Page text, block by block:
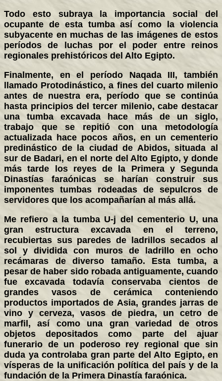
Todo esto subraya la importancia social del
ocupante de esta tumba así como la violencia
subyacente en muchas de las imágenes de estos
períodos de luchas por el poder entre reinos
regionales prehistóricos del Alto Egipto.
Finalmente, en el período Naqada III, también
llamado Protodinástico, a fines del cuarto milenio
antes de nuestra era, período que se continúa
hasta principios del tercer milenio, cabe destacar
una tumba excavada hace más de un siglo,
trabajo que se repitió con una metodología
actualizada hace pocos años, en un cementerio
predinástico de la ciudad de Abidos, situada al
sur de Badari, en el norte del Alto Egipto, y donde
más tarde los reyes de la Primera y Segunda
Dinastías faraónicas se harían construir sus
imponentes tumbas rodeadas de sepulcros de
servidores que los acompañarían al más allá.
Me refiero a la tumba U-j del cementerio U, una
gran estructura excavada en el terreno,
recubiertas sus paredes de ladrillos secados al
sol y dividida con muros de ladrillo en ocho
recámaras de diverso tamaño. Esta tumba, a
pesar de haber sido robada antiguamente, cuando
fue excavada todavía conservaba cientos de
grandes vasos de cerámica conteniendo
productos importados de Asia, grandes jarras de
vino y cerveza, vasos de piedra, un cetro de
marfil, así como una gran variedad de otros
objetos depositados como parte del ajuar
funerario de un poderoso rey regional que sin
duda ya controlaba gran parte del Alto Egipto, en
vísperas de la unificación política del país y de la
fundación de la Primera Dinastía faraónica.